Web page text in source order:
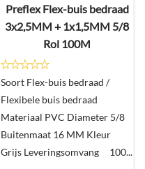
€576,81
€215,50
In
winkelmand
Preflex Flex-buis bedraad
3x2,5MM + 1x1,5MM 5/8
Rol 100M
Soort Flex-buis bedraad /
Flexibele buis bedraad
Materiaal PVC Diameter 5/8
Buitenmaat 16 MM Kleur
Grijs Leveringsomvang 100...